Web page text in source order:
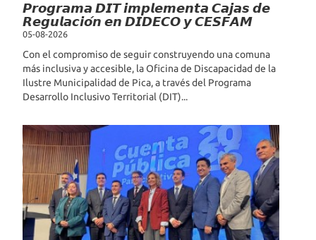
𝙋𝙧𝙤𝙜𝙧𝙖𝙢𝙖 𝘿𝙄𝙏 𝙞𝙢𝙥𝙡𝙚𝙢𝙚𝙣𝙩𝙖 𝘾𝙖𝙟𝙖𝙨 𝙙𝙚
𝙍𝙚𝙜𝙪𝙡𝙖𝙘𝙞𝙤́𝙣 𝙚𝙣 𝘿𝙄𝘿𝙀𝘾𝙊 𝙮 𝘾𝙀𝙎𝙁𝘼𝙈
05-08-2026
Con el compromiso de seguir construyendo una comuna
más inclusiva y accesible, la Oficina de Discapacidad de la
Ilustre Municipalidad de Pica, a través del Programa
Desarrollo Inclusivo Territorial (DIT)...